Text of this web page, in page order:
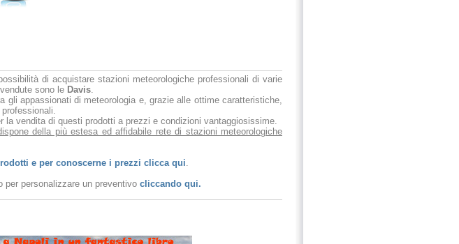
di acquistare stazioni meteorologiche professionali di varie
sono le Davis
gli appassionati di meteorologia e, grazie alle ottime caratteristiche,
la vendita di questi prodotti a prezzi e condizioni vantaggiosissime.
della più estesa ed affidabile rete di stazioni meteorologiche
e per conoscerne i prezzi clicca qui
per personalizzare un preventivo cliccando qui.